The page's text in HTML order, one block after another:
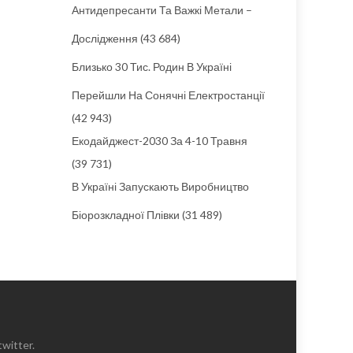
Антидепресанти Та Важкі Метали –
Дослідження (43 684)
Близько 30 Тис. Родин В Україні
Перейшли На Сонячні Електростанції
(42 943)
Екодайджест-2030 За 4-10 Травня
(39 731)
В Україні Запускають Виробництво
Біорозкладної Плівки (31 489)